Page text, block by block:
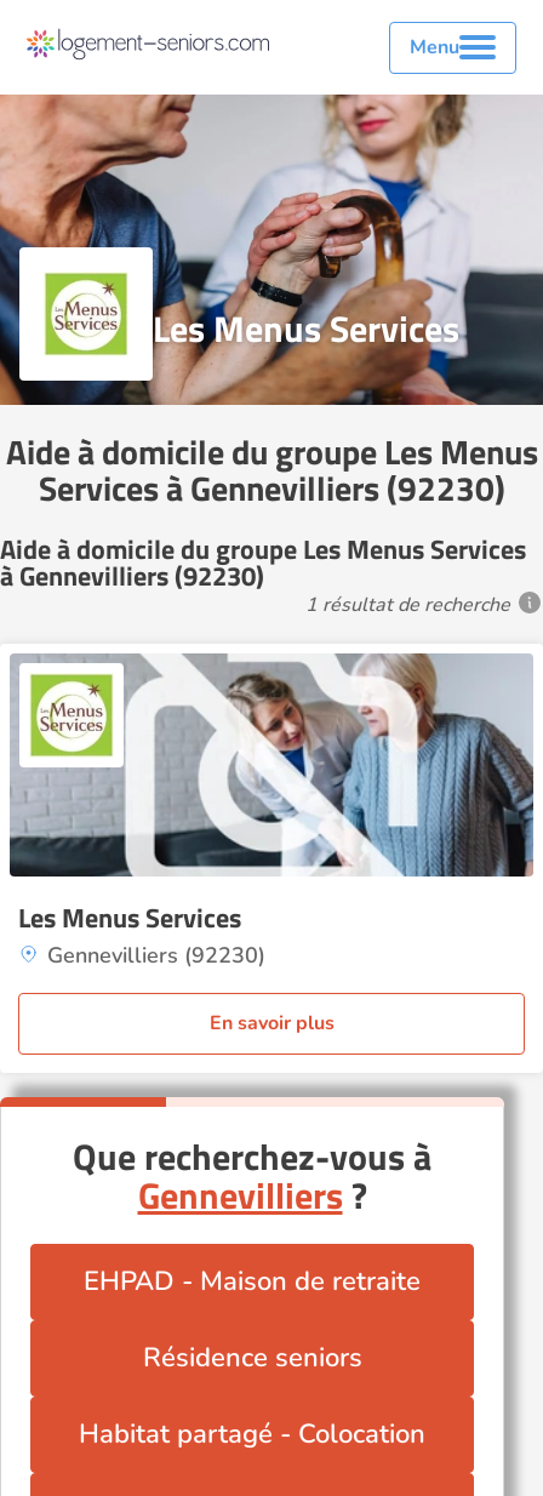
Menu
Les Menus Services
Aide à domicile du groupe Les Menus
Services à Gennevilliers (92230)
Aide à domicile du groupe Les Menus Services
à Gennevilliers (92230)
1 résultat de recherche
Les Menus Services
Gennevilliers (92230)
En savoir plus
Que recherchez-vous à
Gennevilliers?
EHPAD - Maison de retraite
Résidence seniors
Habitat partagé - Colocation